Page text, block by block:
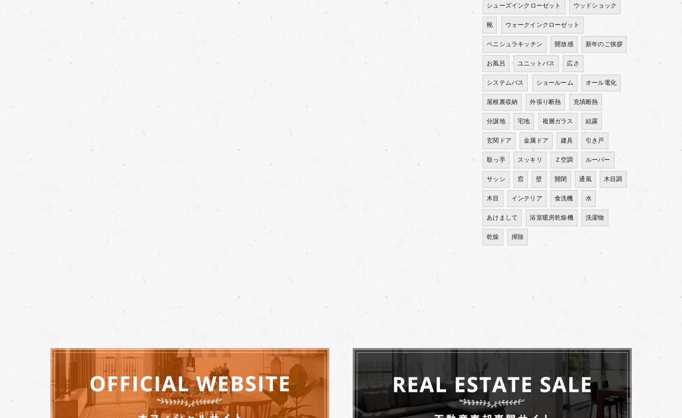
シューズインクローゼット
ウッドショック
靴
ウォークインクローゼット
ペニシュラキッチン
開放感
新年のご挨拶
お風呂
ユニットバス
広さ
システムバス
ショールーム
オール電化
屋根裏収納
外張り断熱
充填断熱
分譲地
宅地 複層ガラス
結露
玄関ドア
金属ドア 建具
引き戸
取っ手
スッキリ Ｚ空調
ルーバー
サッシ
窓 壁 開閉 通風
木目調
木目
インテリア 食洗機
水
あけまして
浴室暖房乾燥機
洗濯物
乾燥
掃除